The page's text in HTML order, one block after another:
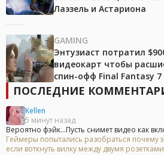
Лаэзель и Астариона
GAMING
Энтузиаст потратил
видеокарт чтобы
спин-офф Final Fantasy 7
ПОСЛЕДНИЕ
Kellen
5 минут назад
Вероятно фэйк...Пусть снимет видео как
Геймеры попытались разобраться почему
если воткнуть вилку между двумя розетками